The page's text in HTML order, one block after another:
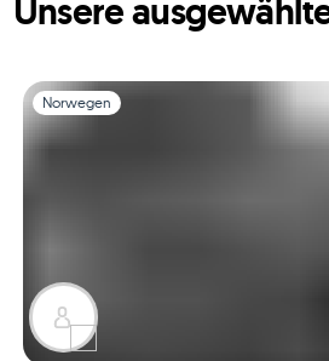
Unsere
Folie 1 von 1
Norwegen